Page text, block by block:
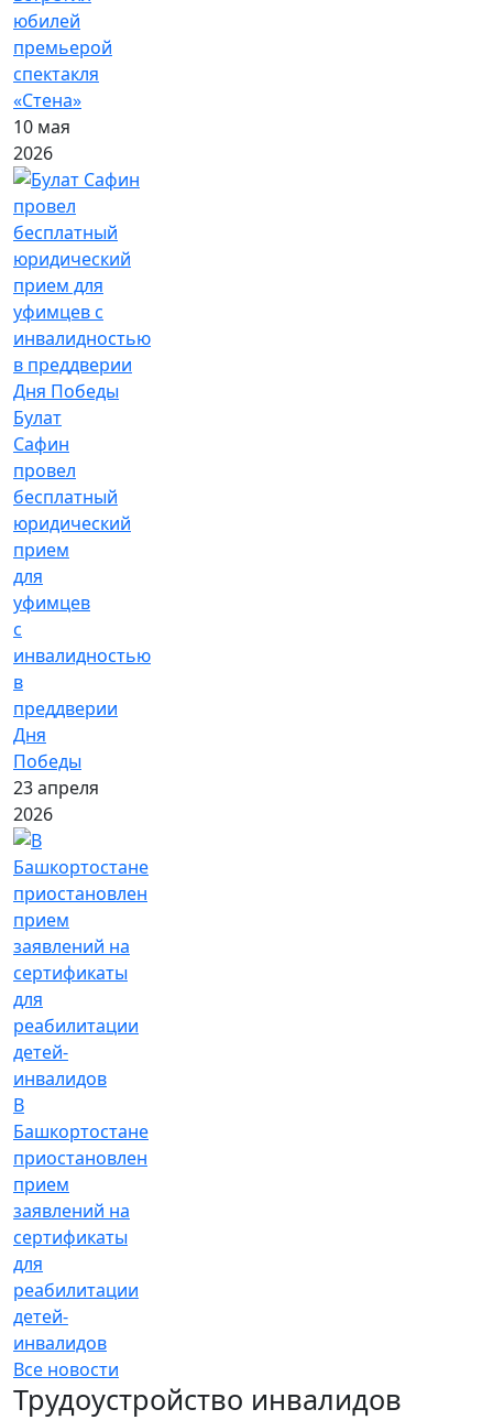
юбилей
премьерой
спектакля
«Стена»
10 мая
2026
Булат
Сафин
провел
бесплатный
юридический
прием
для
уфимцев
с
инвалидностью
в
преддверии
Дня
Победы
23 апреля
2026
В
Башкортостане
приостановлен
прием
заявлений на
сертификаты
для
реабилитации
детей-
инвалидов
Все новости
Трудоустройство инвалидов